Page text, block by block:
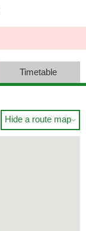
Timetable
Hide a route map